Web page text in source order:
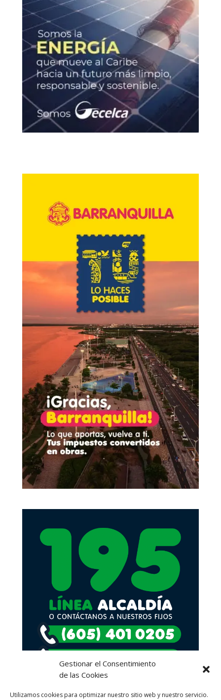
Gestionar el Consentimiento
de las Cookies
Utilizamos cookies para optimizar nuestro sitio web y nuestro servicio.